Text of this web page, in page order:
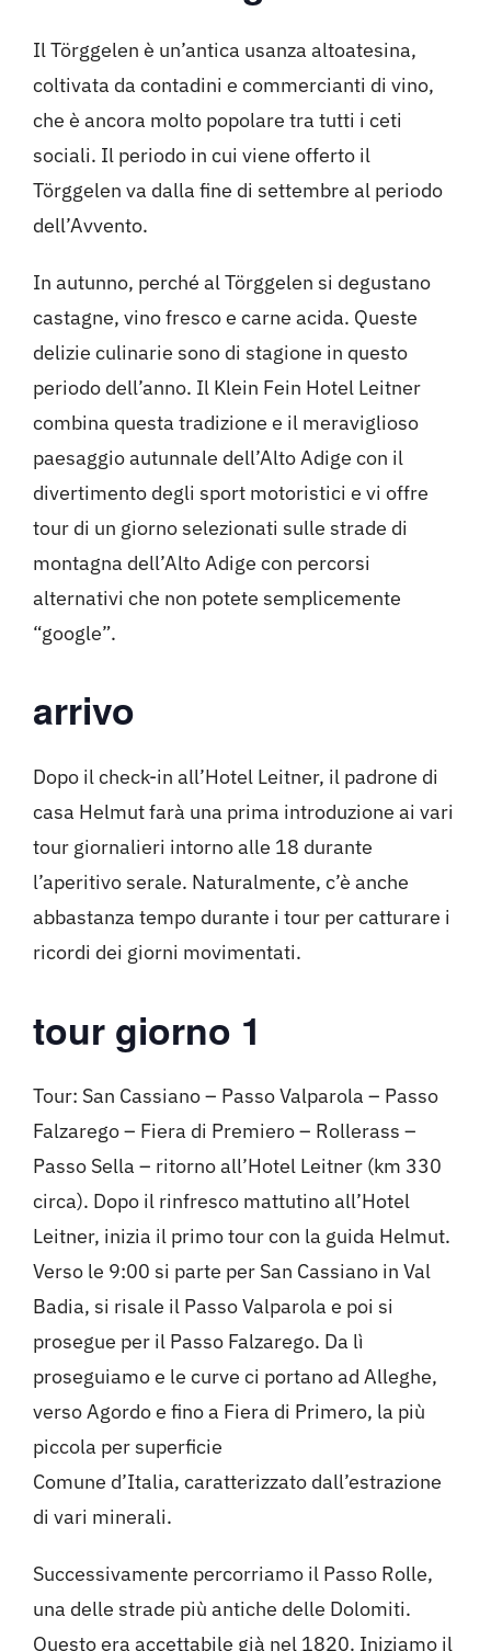
Il Törggelen è un’antica usanza altoatesina,
coltivata da contadini e commercianti di vino,
che è ancora molto popolare tra tutti i ceti
sociali. Il periodo in cui viene offerto il
Törggelen va dalla fine di settembre al periodo
dell’Avvento.
In autunno, perché al Törggelen si degustano
castagne, vino fresco e carne acida. Queste
delizie culinarie sono di stagione in questo
periodo dell’anno. Il Klein Fein Hotel Leitner
combina questa tradizione e il meraviglioso
paesaggio autunnale dell’Alto Adige con il
divertimento degli sport motoristici e vi offre
tour di un giorno selezionati sulle strade di
montagna dell’Alto Adige con percorsi
alternativi che non potete semplicemente
“google”.
arrivo
Dopo il check-in all’Hotel Leitner, il padrone di
casa Helmut farà una prima introduzione ai vari
tour giornalieri intorno alle 18 durante
l’aperitivo serale. Naturalmente, c’è anche
abbastanza tempo durante i tour per catturare i
ricordi dei giorni movimentati.
tour giorno 1
Tour: San Cassiano – Passo Valparola – Passo
Falzarego – Fiera di Premiero – Rollerass –
Passo Sella – ritorno all’Hotel Leitner (km 330
circa). Dopo il rinfresco mattutino all’Hotel
Leitner, inizia il primo tour con la guida Helmut.
Verso le 9:00 si parte per San Cassiano in Val
Badia, si risale il Passo Valparola e poi si
prosegue per il Passo Falzarego. Da lì
proseguiamo e le curve ci portano ad Alleghe,
verso Agordo e fino a Fiera di Primero, la più
piccola per superficie
Comune d’Italia, caratterizzato dall’estrazione
di vari minerali.
Successivamente percorriamo il Passo Rolle,
una delle strade più antiche delle Dolomiti.
Questo era accettabile già nel 1820. Iniziamo il